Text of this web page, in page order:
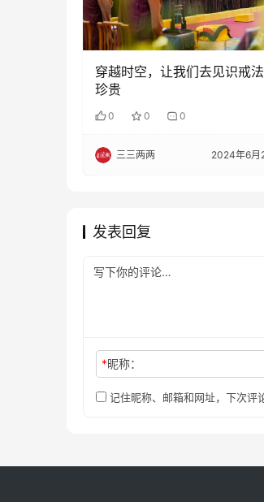
穿越时空，让我们去见识戒
珍贵
0 0 0
三三两两 2024年6月
发表回复
*昵称：
记住昵称、邮箱和网址，下次评